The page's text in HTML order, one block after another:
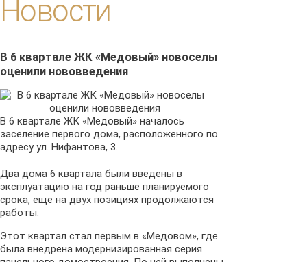
Новости
В 6 квартале ЖК «Медовый» новоселы
оценили нововведения
В 6 квартале ЖК «Медовый» началось
заселение первого дома, расположенного по
адресу ул. Нифантова, 3.
Два дома 6 квартала были введены в
эксплуатацию на год раньше планируемого
срока, еще на двух позициях продолжаются
работы.
Этот квартал стал первым в «Медовом», где
была внедрена модернизированная серия